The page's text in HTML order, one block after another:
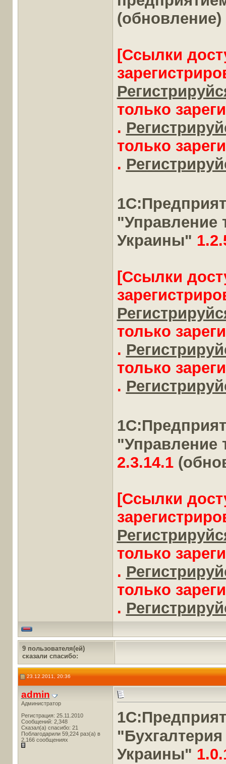
[Ссылки
только
.
только
.
"Управление
Украины"
[Ссылки
только
.
только
.
"Управление
2.3.14.1
[Ссылки
только
.
только
.
9 пользователя(ей)
сказали cпасибо:
23.12.2011, 20:36
admin
Администратор
Регистрация: 25.11.2010
Сообщений: 2,348
Сказал(а) спасибо: 21
Поблагодарили 59,224 раз(а) в
2,166 сообщениях
Украины"